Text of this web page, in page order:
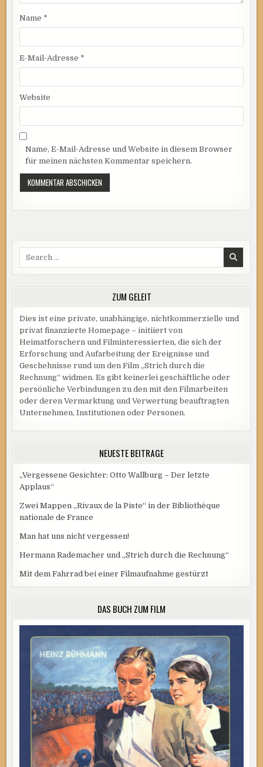
Name *
E-Mail-Adresse *
Website
Name, E-Mail-Adresse und Website in diesem Browser
für meinen nächsten Kommentar speichern.
ZUM GELEIT
Dies ist eine private, unabhängige, nichtkommerzielle und
privat finanzierte Homepage – initiiert von
Heimatforschern und Filminteressierten, die sich der
Erforschung und Aufarbeitung der Ereignisse und
Geschehnisse rund um den Film „Strich durch die
Rechnung“ widmen. Es gibt keinerlei geschäftliche oder
persönliche Verbindungen zu den mit den Filmarbeiten
oder deren Vermarktung und Verwertung beauftragten
Unternehmen, Institutionen oder Personen.
NEUESTE BEITRÄGE
„Vergessene Gesichter: Otto Wallburg – Der letzte
Applaus“
Zwei Mappen „Rivaux de la Piste“ in der Bibliothèque
nationale de France
Man hat uns nicht vergessen!
Hermann Rademacher und „Strich durch die Rechnung“
Mit dem Fahrrad bei einer Filmaufnahme gestürzt
DAS BUCH ZUM FILM